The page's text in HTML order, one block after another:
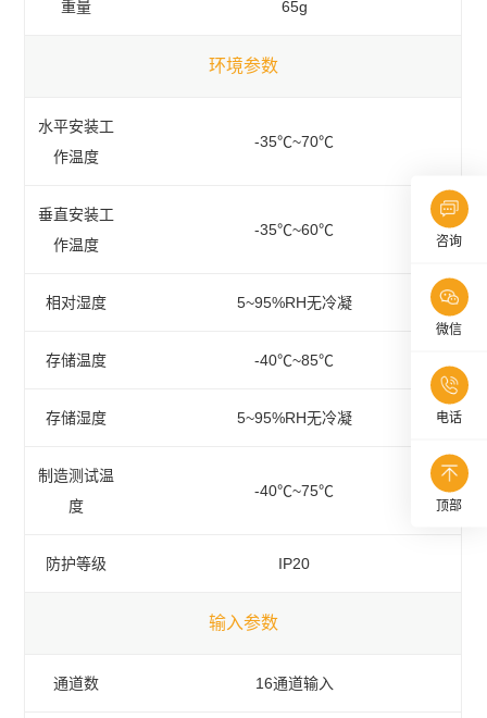
咨询
微信
电话
顶部
重量 65g
环境参数
水平安装工
作温度
-35℃~70℃
垂直安装工
作温度
-35℃~60℃
相对湿度 5~95%RH无冷凝
存储温度 -40℃~85℃
存储湿度 5~95%RH无冷凝
制造测试温
度
-40℃~75℃
防护等级 IP20
输入参数
通道数 16通道输入